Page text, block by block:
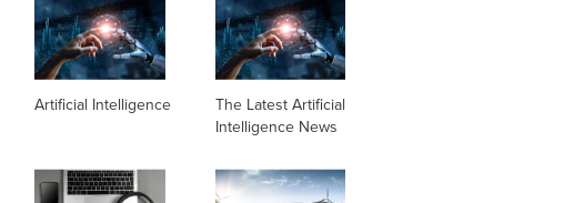
Artificial Intelligence
The Latest Artificial
Intelligence News